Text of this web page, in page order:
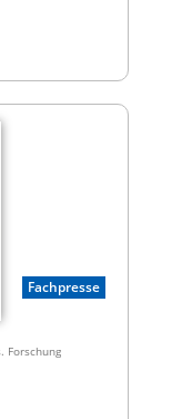
Fachpresse
Forschung